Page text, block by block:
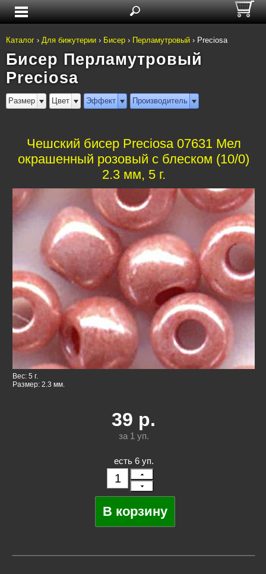
Каталог › Для бижутерии › Бисер › Перламутровый › Preciosa
Бисер Перламутровый
Preciosa
Размер Цвет Эффект Производитель
Чешский бисер Preciosa 07631 Мел
окрашенный розовый с блеском (10/0)
2.3 мм, 5 г.
Вес: 5 г.
Размер: 2.3 мм.
39 р.
за 1 уп.
есть 6 уп.